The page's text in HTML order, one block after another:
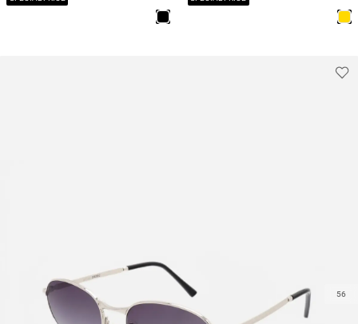
/ יוניסקס
/ יוניסקס
56